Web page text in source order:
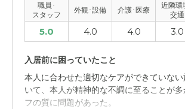
外観・内装・居室・設備について
居室も完全個室で、階層により内装も異な
ゃれ感を感じた。部屋の広さも一人で暮
分であると感じた。
介護医療サービスについて
詳細は分からないが、看護師が常駐してお
職員･
スタッフ
外観･設備 介護･医療
近隣環
交通
5.0 4.0 4.0 3.0
入居前に困っていたこと
本人に合わせた適切なケアができていな
いて、本人が精神的な不調に至ることが
フの質に問題があった。